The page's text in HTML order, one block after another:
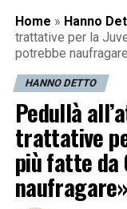
Home » Hanno
trattative per la
potrebbe
HANNO DETTO
Pedullà
trattative
più fatte da
naufragare»